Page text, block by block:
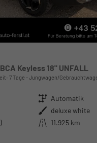
Keyless 18" UNFALL
7 Tage Jungwagen/
Getriebe Automatik
Außenfarbe deluxe white
Kilometerstand 11.925 km